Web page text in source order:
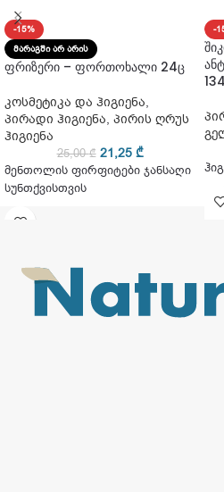
-15%
ᲛᲐᲠᲐᲒᲨᲘ ᲐᲠ ᲐᲠᲘᲡ
ფრიზერი – ფორთოხალი 24ც
კოსმეტიკა და ჰიგიენა,
პირადი ჰიგიენა, პირის ღრუს
ჰიგიენა
25,00₾ 21,25 ₾
მენთოლის ფირფიტები ჯანსაღი
სუნთქვისთვის
-